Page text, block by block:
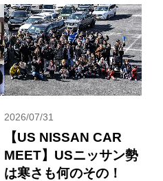
2026/07/31
【US NISSAN CAR
MEET】USニッサン勢
は寒さも何のその！